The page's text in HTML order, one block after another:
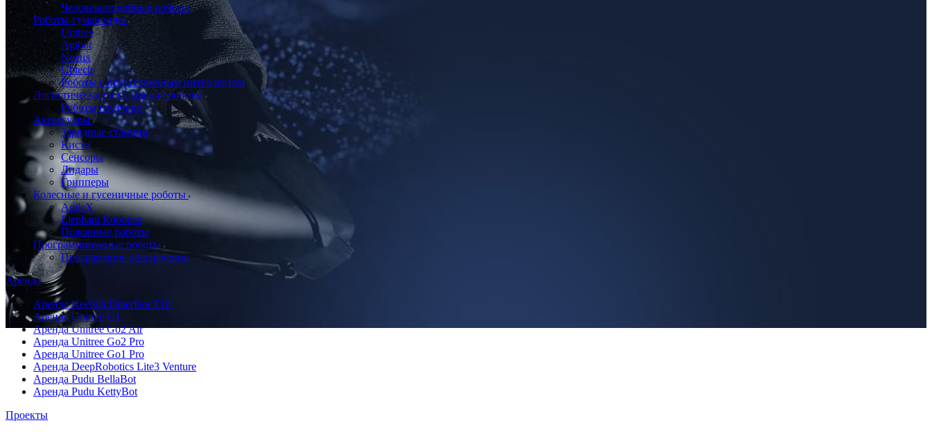
Человекоподобные роботы
Роботы-гуманоиды
Unitree
Agibot
Noetix
Ubtech
Роботы с искусственным интеллектом
Логистические и складские роботы
Роботы грузчики
Аксессуары
Зарядные станции
Кисти
Сенсоры
Лидары
Грипперы
Колесные и гусеничные роботы
AgileX
Elephant Robotics
Пожарные роботы
Программируемые роботы
Программное обеспечение
Аренда
Аренда Keenon DinerBot T10
Аренда Unitree G1
Аренда Unitree Go2 Air
Аренда Unitree Go2 Pro
Аренда Unitree Go1 Pro
Аренда DeepRobotics Lite3 Venture
Аренда Pudu BellaBot
Аренда Pudu KettyBot
Проекты